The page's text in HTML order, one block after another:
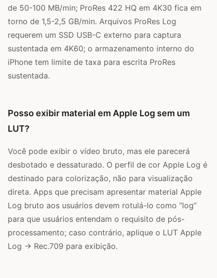
de 50-100 MB/min; ProRes 422 HQ em 4K30 fica em
torno de 1,5-2,5 GB/min. Arquivos ProRes Log
requerem um SSD USB-C externo para captura
sustentada em 4K60; o armazenamento interno do
iPhone tem limite de taxa para escrita ProRes
sustentada.
Posso exibir material em Apple Log sem um
LUT?
Você pode exibir o vídeo bruto, mas ele parecerá
desbotado e dessaturado. O perfil de cor Apple Log é
destinado para colorização, não para visualização
direta. Apps que precisam apresentar material Apple
Log bruto aos usuários devem rotulá-lo como “log”
para que usuários entendam o requisito de pós-
processamento; caso contrário, aplique o LUT Apple
Log → Rec.709 para exibição.